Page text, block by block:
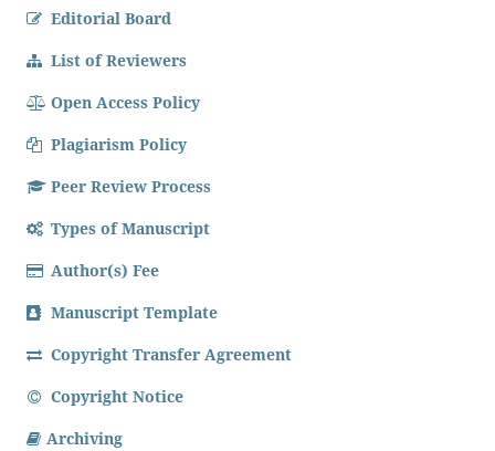
Editorial Board
List of Reviewers
Open Access Policy
Plagiarism Policy
Peer Review Process
Types of Manuscript
Author(s) Fee
Manuscript Template
Copyright Transfer Agreement
Copyright Notice
Archiving